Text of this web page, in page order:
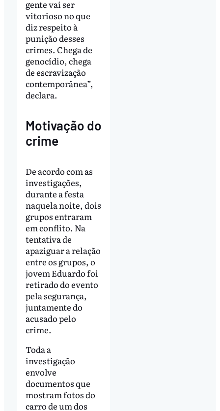
gente vai ser
vitorioso no que
diz respeito à
punição desses
crimes. Chega de
genocídio, chega
de escravização
contemporânea”,
declara.
Motivação do
crime
De acordo com as
investigações,
durante a festa
naquela noite, dois
grupos entraram
em conflito. Na
tentativa de
apaziguar a relação
entre os grupos, o
jovem Eduardo foi
retirado do evento
pela segurança,
juntamente do
acusado pelo
crime.
Toda a
investigação
envolve
documentos que
mostram fotos do
carro de um dos